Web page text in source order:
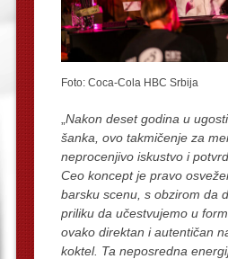
Foto: Coca-Cola HBC Srbija
Nakon deset godina u
šanka, ovo takmičenje za
neprocenjivo iskustvo i
Ceo koncept je pravo
barsku scenu, s obzirom da
priliku da učestvujemo u
ovako direktan i autentičan
koktel. Ta neposredna